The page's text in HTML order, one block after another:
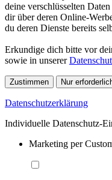
deine verschlüsselten
dir über deren Online-
du deren Dienste bereits
Erkundige dich bitte vor
sowie in unserer
Zustimmen Nur
Datenschutzerklärung
Individuelle Datenschutz-
Marketing per